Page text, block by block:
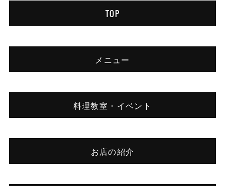
TOP
メニュー
料理教室・イベント
お店の紹介